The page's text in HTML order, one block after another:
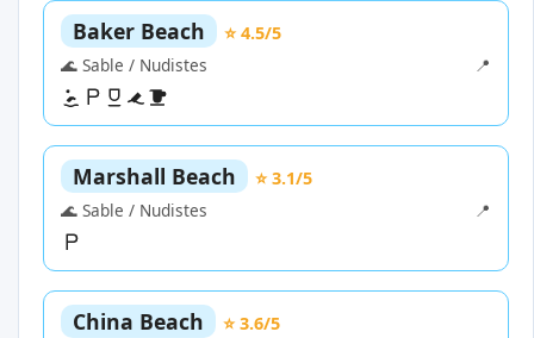
Baker Beach
⭐ 4.5/5
🌊 Sable / Nudistes
📍
Marshall Beach
⭐ 3.1/5
🌊 Sable / Nudistes
📍
China Beach
⭐ 3.6/5